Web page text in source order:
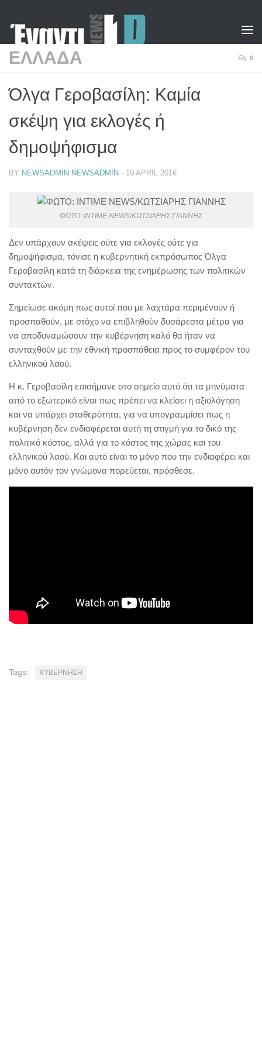
ΕΛΛΑΔΑ 0
Όλγα Γεροβασίλη: Καμία
σκέψη για εκλογές ή
δημοψήφισμα
BY NEWSADMIN NEWSADMIN · 19 APRIL 2016
ΦΩΤΟ: INTIME NEWS/ΚΩΤΣΙΑΡΗΣ ΓΙΑΝΝΗΣ
Δεν υπάρχουν σκέψεις ούτε για εκλογές ούτε για
δημοψήφισμα, τόνισε η κυβερνητική εκπρόσωπος Όλγα
Γεροβασίλη κατά τη διάρκεια της ενημέρωσης των πολιτικών
συντακτών.
Σημείωσε ακόμη πως αυτοί που με λαχτάρα περιμένουν ή
προσπαθούν, με στόχο να επιβληθούν δυσάρεστα μέτρα για
να αποδυναμώσουν την κυβέρνηση καλό θα ήταν να
συνταχθούν με την εθνική προσπάθεια προς το συμφέρον του
ελληνικού λαού.
Η κ. Γεροβασίλη επισήμανε στο σημείο αυτό ότι τα μηνύματα
από το εξωτερικό είναι πως πρέπει να κλείσει η αξιολόγηση
και να υπάρχει σταθερότητα, για να υπογραμμίσει πως η
κυβέρνηση δεν ενδιαφέρεται αυτή τη στιγμή για το δικό της
πολιτικό κόστος, αλλά για το κόστος της χώρας και του
ελληνικού λαού. Και αυτό είναι το μόνο που την ενδιαφέρει και
μόνο αυτόν τον γνώμονα πορεύεται, πρόσθεσε.
Tags: ΚΥΒΕΡΝΗΣΗ